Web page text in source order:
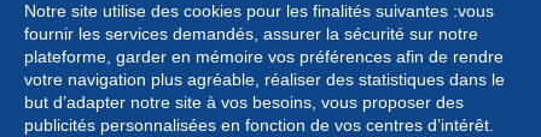
Notre site utilise des cookies pour les finalités suivantes :vous
fournir les services demandés, assurer la sécurité sur notre
plateforme, garder en mémoire vos préférences afin de rendre
votre navigation plus agréable, réaliser des statistiques dans le
but d’adapter notre site à vos besoins, vous proposer des
publicités personnalisées en fonction de vos centres d’intérêt.
Collection